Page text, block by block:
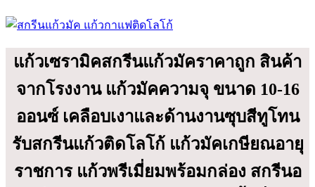
สวยๆ
มัค-
กาแฟ
แก้วเซรามิคสกรีนแก้วมัคราคาถูก สินค้า
จากโรงงาน แก้วมัคความจุ ขนาด 10-16
ออนซ์ เคลือบเงาและด้านงานซุบสีทูโทน
รับสกรีนแก้วติดโลโก้ แก้วมัคเกษียณอายุ
ราชการ แก้วพรีเมี่ยมพร้อมกล่อง สกรีนอ